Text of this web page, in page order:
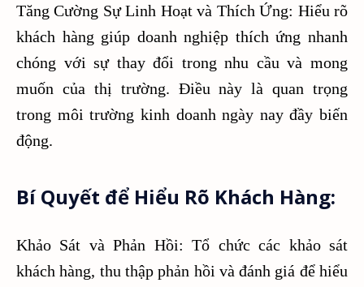
Tăng Cường Sự Linh Hoạt và Thích Ứng: Hiểu rõ
khách hàng giúp doanh nghiệp thích ứng nhanh
chóng với sự thay đổi trong nhu cầu và mong
muốn của thị trường. Điều này là quan trọng
trong môi trường kinh doanh ngày nay đầy biến
động.
Bí Quyết để Hiểu Rõ Khách Hàng:
Khảo Sát và Phản Hồi: Tổ chức các khảo sát
khách hàng, thu thập phản hồi và đánh giá để hiểu